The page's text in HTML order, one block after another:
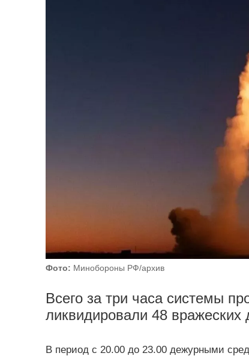
Фото: Минобороны РФ/архив
Всего за три часа системы
ликвидировали 48 вражеских
В период с 20.00 до 23.00 дежурными